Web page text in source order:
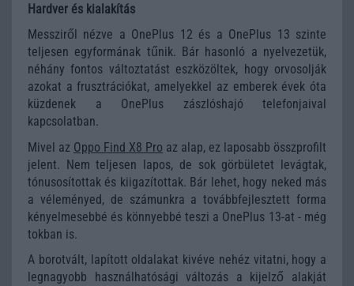
Hardver és kialakítás
Messziről nézve a OnePlus 12 és a OnePlus 13 szinte
teljesen egyformának tűnik. Bár hasonló a nyelvezetük,
néhány fontos változtatást eszközöltek, hogy orvosolják
azokat a frusztrációkat, amelyekkel az emberek évek óta
küzdenek a OnePlus zászlóshajó telefonjaival
kapcsolatban.
Mivel az Oppo Find X8 Pro az alap, ez laposabb összprofilt
jelent. Nem teljesen lapos, de sok görbületet levágtak,
tónusosítottak és kiigazítottak. Bár lehet, hogy neked más
a véleményed, de számunkra a továbbfejlesztett forma
kényelmesebbé és könnyebbé teszi a OnePlus 13-at - még
tokban is.
A borotvált, lapított oldalakat kivéve nehéz vitatni, hogy a
legnagyobb használhatósági változás a kijelző alakját